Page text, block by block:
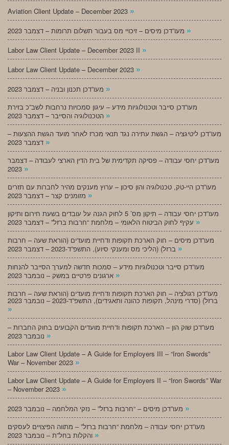
Aviation Client Update – December 2023 »
»
Labor Law Client Update – December 2023 II »
Labor Law Client Update – December 2023 »
»
מעו”דכן סייבר וטכנולוגיות מידע – עיגון סמכויות נרחבות לשב”כ בזירת
»
מעו”דכן ליטיגציה – הגשת עתירה נגד תנאי מכרז לאחר מועד הגשת ההצעות –
»
מעו”דכן יחסי עבודה – פסיקה תקדימית של בית הדין הארצי לעבודה – דצמבר
»
מעו”דכן היי-טק, טכנולוגיה והון סיכון – ערוץ מענקים מהיר לחברות עם תזרים
»
מעו”דכן יחסי עבודה – תיקון מס’ 5 לחוק הגנה על עובדים בשעת חירום ותיקון
»
מעו”דכן מיסים – חוק הארכת תקופות ודחיית מועדים (הוראת שעה – חרבות
»
מעו”דכן סייבר וטכנולוגיות מידע – סמכות חדשה למערך הסייבר להנחות
»
מעו”דכן רגולציה – חוק הארכת תקופות ודחיית מועדים (הוראת שעה – חרבות
ברזל) (סדרי מינהל, תקופות כהונה ותאגידים), התשפ”ד-2023 – נובמבר 2023
»
מעו”דכן שוק הון – הארכת תקופות ודחיית מועדים הקבועים בחוק החברות –
»
Labor Law Client Update – A Guide for Employers III – “Iron Swords”
War – November 2023 »
Labor Law Client Update – A Guide for Employers II – “Iron Swords” War
– November 2023 »
»
מעו”דכן יחסי עבודה – מלחמת “חרבות ברזל” – מתווה הפיצויים לעסקים
»